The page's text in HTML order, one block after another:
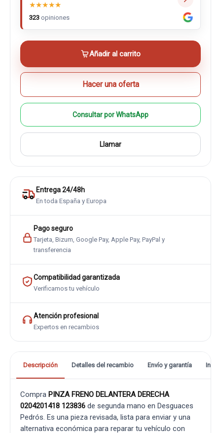
★★★★★
323 opiniones
Añadir al carrito
Hacer una oferta
Consultar por WhatsApp
Llamar
Entrega 24/48h
En toda España y Europa
Pago seguro
Tarjeta, Bizum, Google Pay, Apple Pay, PayPal y
transferencia
Compatibilidad garantizada
Verificamos tu vehículo
Atención profesional
Expertos en recambios
Descripción Detalles del recambio Envío y garantía
Compra PINZA FRENO DELANTERA DERECHA
0204201418 123836 de segunda mano en Desguaces
Pedrós. Es una pieza revisada, lista para enviar y una
alternativa económica para reparar tu vehículo con